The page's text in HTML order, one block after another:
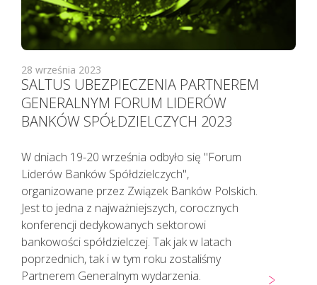
Pacjenci z objawami infekcji lub
podejrzani o zakażenie
koronawirusem SARS CoV-2
28 września 2023
SALTUS UBEZPIECZENIA PARTNEREM
GENERALNYM FORUM LIDERÓW
BANKÓW SPÓŁDZIELCZYCH 2023
W dniach 19-20 września odbyło się "Forum
Liderów Banków Spółdzielczych",
organizowane przez Związek Banków Polskich.
Jest to jedna z najważniejszych, corocznych
konferencji dedykowanych sektorowi
bankowości spółdzielczej. Tak jak w latach
poprzednich, tak i w tym roku zostaliśmy
Partnerem Generalnym wydarzenia.